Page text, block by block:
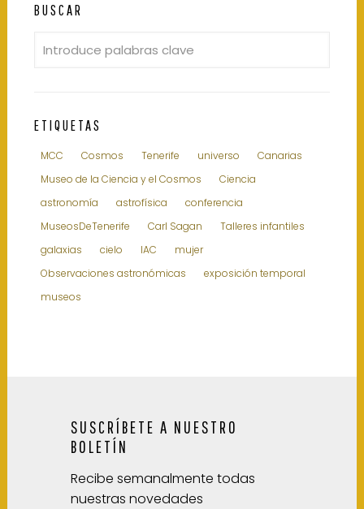
BUSCAR
ETIQUETAS
MCC Cosmos Tenerife universo
Canarias
Museo de la Ciencia y el Cosmos
Ciencia
astronomía
astrofísica
conferencia
MuseosDeTenerife
Carl Sagan
Talleres infantiles
galaxias
cielo IAC
mujer
Observaciones astronómicas
exposición temporal
museos
SUSCRÍBETE A NUESTRO
BOLETÍN
Recibe semanalmente todas
nuestras novedades